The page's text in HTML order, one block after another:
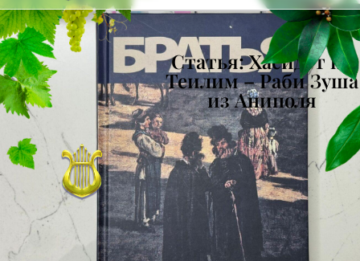
Статья: Хасидут на
Теилим – Раби Зуша
из Аниполя